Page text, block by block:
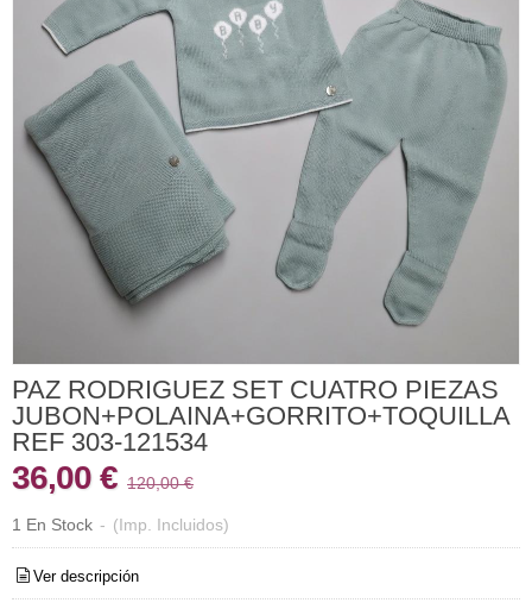
PAZ RODRIGUEZ SET CUATRO PIEZAS
JUBON+POLAINA+GORRITO+TOQUILLA
REF 303-121534
36,00 € 120,00 €
1 En Stock - (Imp. Incluidos)
Ver descripción